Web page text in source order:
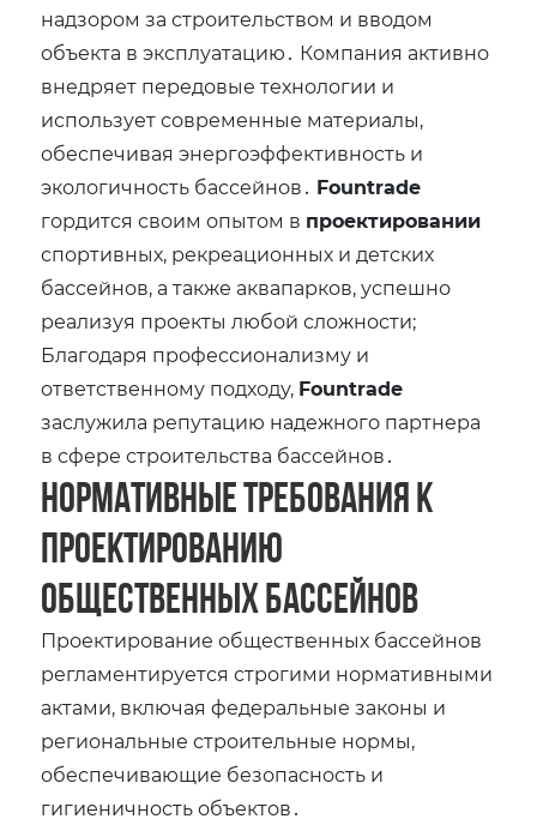
надзором за строительством и вводом
объекта в эксплуатацию․ Компания активно
внедряет передовые технологии и
использует современные материалы‚
обеспечивая энергоэффективность и
экологичность бассейнов․ Fountrade
гордится своим опытом в проектировании
спортивных‚ рекреационных и детских
бассейнов‚ а также аквапарков‚ успешно
реализуя проекты любой сложности;
Благодаря профессионализму и
ответственному подходу‚ Fountrade
заслужила репутацию надежного партнера
в сфере строительства бассейнов․
Нормативные требования к
проектированию
общественных бассейнов
Проектирование общественных бассейнов
регламентируется строгими нормативными
актами‚ включая федеральные законы и
региональные строительные нормы‚
обеспечивающие безопасность и
гигиеничность объектов․